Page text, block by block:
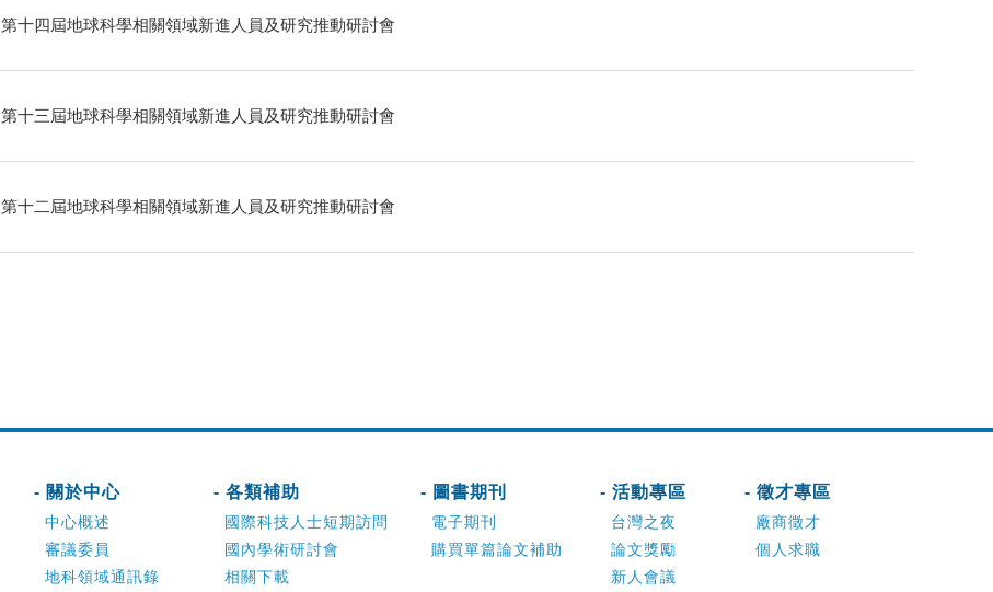
第十四屆地球科學相關領域新進人員及研究推動研討會
第十三屆地球科學相關領域新進人員及研究推動研討會
第十二屆地球科學相關領域新進人員及研究推動研討會
- 關於中心
中心概述
審議委員
地科領域通訊錄
- 各類補助
國際科技人士短期訪問
國內學術研討會
相關下載
- 圖書期刊
電子期刊
購買單篇論文補助
- 活動專區
台灣之夜
論文獎勵
新人會議
- 徵才專區
廠商徵才
個人求職